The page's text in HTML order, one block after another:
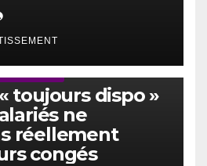
toujours dispo »
ne
réellement
congés